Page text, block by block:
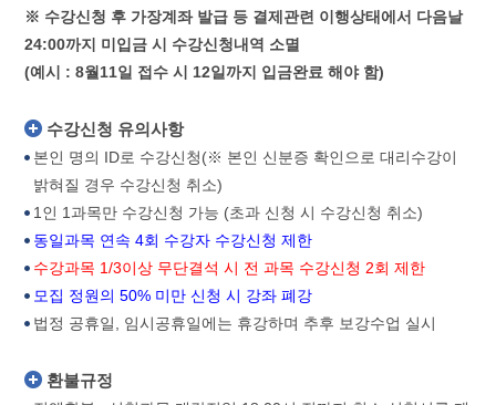
※ 수강신청 후 가장계좌 발급 등 결제관련 이행상태에서 다음날
24:00까지 미입금 시 수강신청내역 소멸
(예시 : 8월11일 접수 시 12일까지 입금완료 해야 함)
수강신청 유의사항
본인 명의 ID로 수강신청(※ 본인 신분증 확인으로 대리수강이
밝혀질 경우 수강신청 취소)
1인 1과목만 수강신청 가능 (초과 신청 시 수강신청 취소)
동일과목 연속 4회 수강자 수강신청 제한
수강과목 1/3이상 무단결석 시 전 과목 수강신청 2회 제한
모집 정원의 50% 미만 신청 시 강좌 폐강
법정 공휴일, 임시공휴일에는 휴강하며 추후 보강수업 실시
환불규정